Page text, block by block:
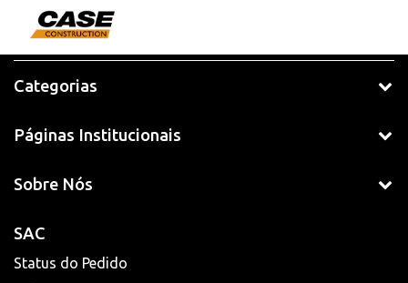
Categorias
Páginas Institucionais
Sobre Nós
SAC
Status do Pedido